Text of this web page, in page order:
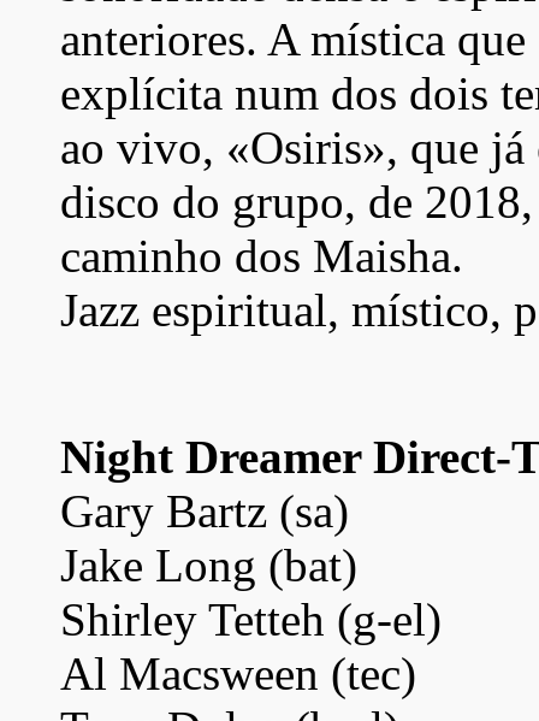
anteriores. A mística
explícita num dos dois
ao vivo, «Osiris», que
disco do grupo, de
caminho dos Maisha.
Jazz espiritual, místico,
Night Dreamer Direct-
Gary Bartz (sa)
Jake Long (bat)
Shirley Tetteh (g-el)
Al Macsween (tec)